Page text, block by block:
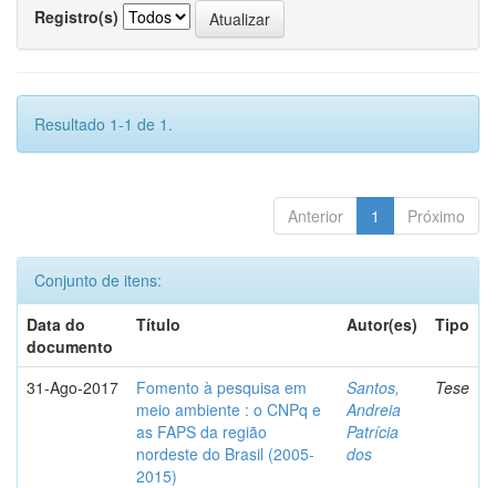
Registro(s)
Resultado 1-1 de 1.
Anterior 1 Próximo
Conjunto de itens:
Data do
documento
Título Autor(es) Tipo
31-Ago-2017
Fomento à pesquisa em
meio ambiente : o CNPq e
as FAPS da região
nordeste do Brasil (2005-
2015)
Santos,
Andreia
Patrícia
dos
Tese